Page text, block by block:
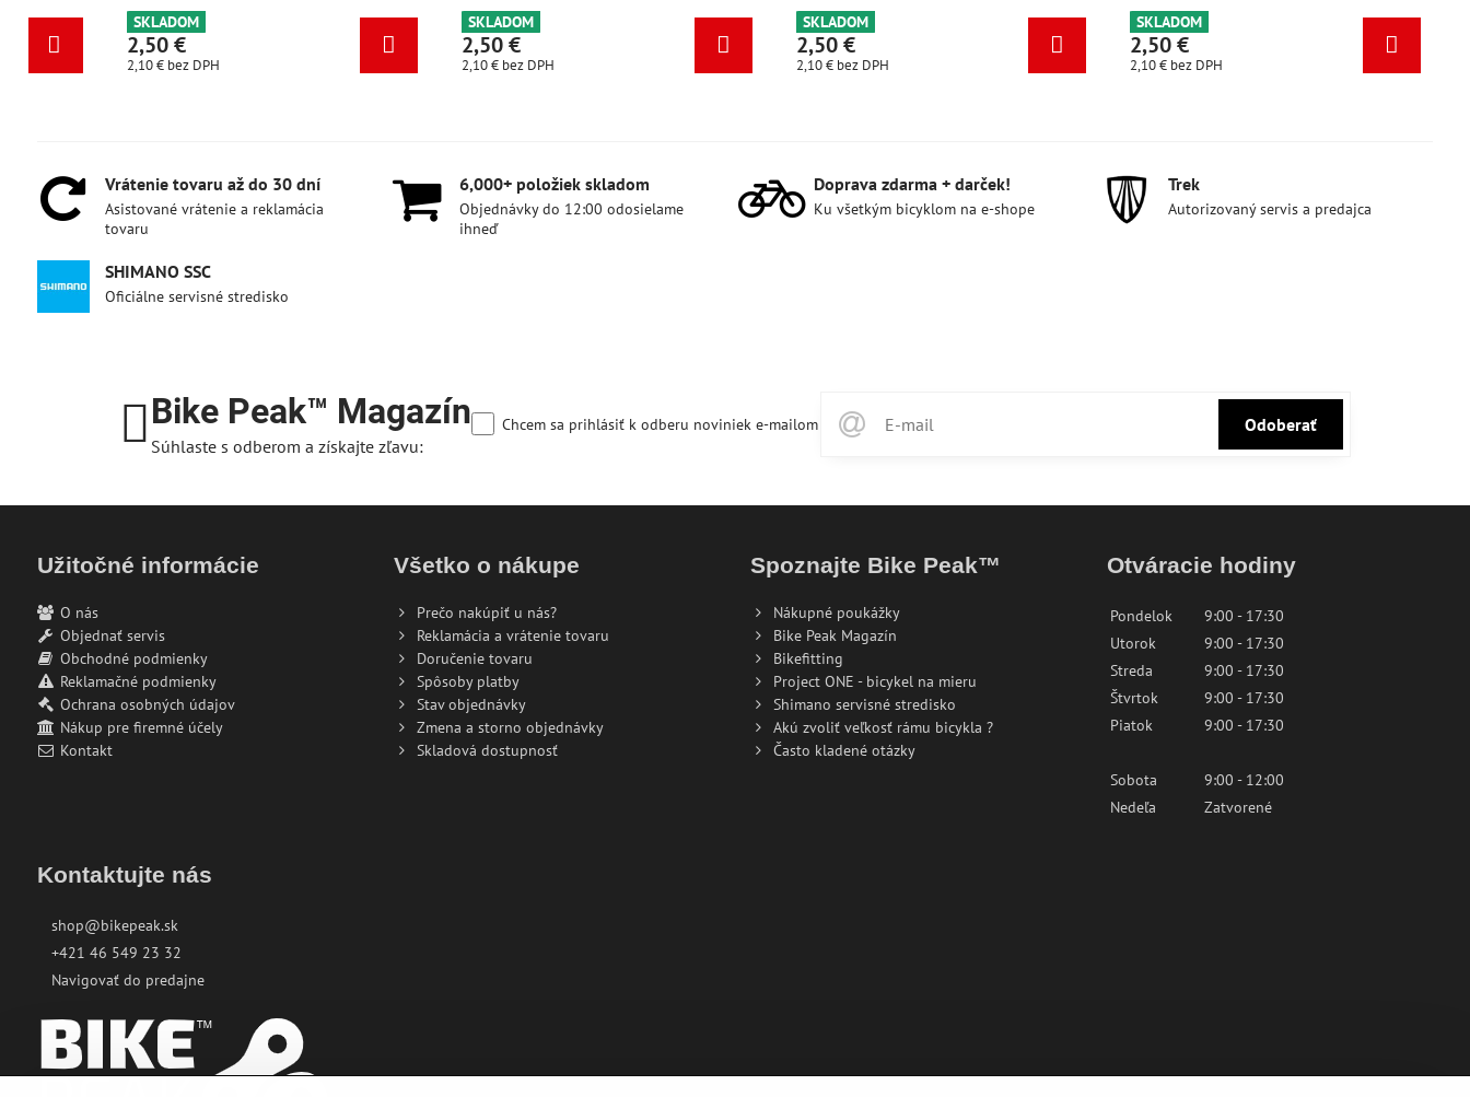
SKLADOM
2,50 €
bez DPH
SKLADOM
2,50 €
bez DPH
SKLADOM
2,50 €
bez DPH
SKLADOM
2,50 €
bez DPH
SKLADOM
2,50 €
Vrátenie tovaru až do 30 dní
Asistované vrátenie a reklamácia
tovaru
6,000+ položiek skladom
Objednávky do 12:00 odosielame
ihneď
Doprava zdarma + darček!
Ku všetkým bicyklom na e-shope
Trek
Autorizovaný servis a predajca
SHIMANO SSC
Oficiálne servisné stredisko
Bike Peak™ Magazín
Súhlaste s odberom a získajte zľavu:
Odoberať
Chcem sa prihlásiť k odberu noviniek e-mailom
Užitočné informácie
O nás
Objednať servis
Obchodné podmienky
Reklamačné podmienky
Ochrana osobných údajov
Nákup pre firemné účely
Kontakt
Všetko o nákupe
Prečo nakúpiť u nás?
Reklamácia a vrátenie tovaru
Doručenie tovaru
Spôsoby platby
Stav objednávky
Zmena a storno objednávky
Skladová dostupnosť
Spoznajte Bike Peak™
Nákupné poukážky
Bike Peak Magazín
Bikefitting
Project ONE - bicykel na mieru
Shimano servisné stredisko
Akú zvoliť veľkosť rámu bicykla ?
Často kladené otázky
Otváracie hodiny
Pondelok
9:00 - 17:30
Utorok
9:00 - 17:30
Streda
9:00 - 17:30
Štvrtok
9:00 - 17:30
Piatok
9:00 - 17:30
Sobota
9:00 - 12:00
Nedeľa
Zatvorené
Kontaktujte nás
shop@bikepeak.sk
+421 46 549 23 32
Navigovať do predajne